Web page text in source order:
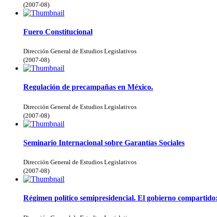
(2007-08)
Fuero Constitucional
Dirección General de Estudios Legislativos
(2007-08)
Regulación de precampañas en México.
Dirección General de Estudios Legislativos
(2007-08)
Seminario Internacional sobre Garantías Sociales
Dirección General de Estudios Legislativos
(2007-08)
Régimen político semipresidencial. El gobierno